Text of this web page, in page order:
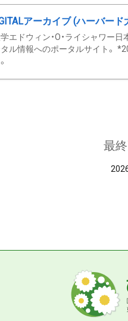
アーカイブ (ハーバー
エドウィン・O・ライシャワー
ル情報へのポータルサイト。
最